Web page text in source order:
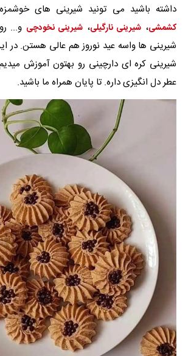
داشته باشید می تونید شیرینی های
کشمشی، شیرینی نارگیلی، شیرینی نخودچی و...
شیرینی ها واسه عید نوروز هم عالی هستن. در
شیرینی کره ای دارچینی رو بهتون آموزش
عطر دل انگیزی داره. تا پایان همراه ما باشید.